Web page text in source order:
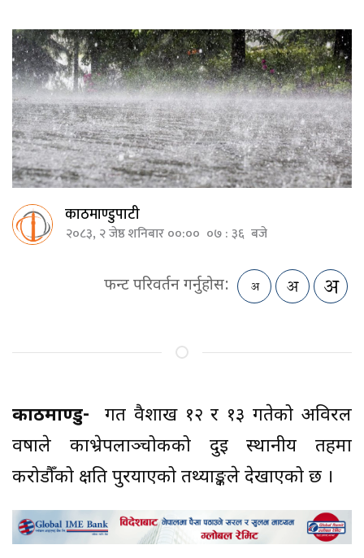
काठमाण्डुपाटी
२०८३, २ जेष्ठ शनिबार ००:०० ०७ : ३६ बजे
फन्ट परिवर्तन गर्नुहोस:
काठमाण्डु-गत वैशाख १२ र १३ गतेको अविरल
वर्षाले काभ्रेपलाञ्चोकको दुई स्थानीय तहमा
करोडौँको क्षति पुरयाएको तथ्याङ्कले देखाएको छ ।